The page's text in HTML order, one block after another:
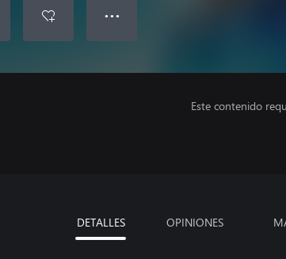
● ● ●
Este contenido
DETALLES OPINIONES